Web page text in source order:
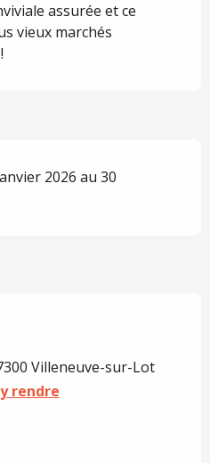
assurée et ce
vieux marchés
2026 au 30
Villeneuve-sur-Lot
rendre